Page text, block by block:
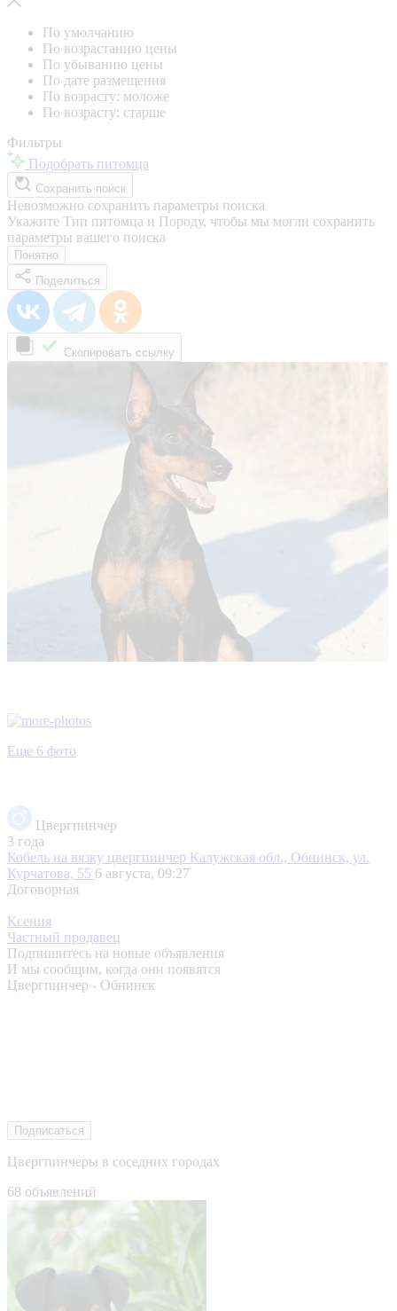
По умолчанию
По возрастанию цены
По убыванию цены
По дате размещения
По возрасту: моложе
По возрасту: старше
Фильтры
Подобрать питомца
Сохранить поиск
Невозможно сохранить параметры поиска
Укажите Тип питомца и Породу, чтобы мы могли сохранить
параметры вашего поиска
Понятно
Поделиться
Скопировать ссылку
Еще 6 фото
Цвергпинчер
3 года
Кобель на вязку цвергпинчер Калужская обл., Обнинск, ул.
Курчатова, 55 6 августа, 09:27
Договорная
Ксения
Частный продавец
Подпишитесь на новые объявления
И мы сообщим, когда они появятся
Цвергпинчер - Обнинск
Подписаться
Цвергпинчеры в соседних городах
68 объявлений